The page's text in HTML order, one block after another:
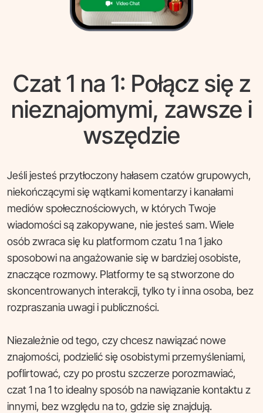
Czat 1 na 1: Połącz się z
nieznajomymi, zawsze i
wszędzie
Jeśli jesteś przytłoczony hałasem czatów grupowych,
niekończącymi się wątkami komentarzy i kanałami
mediów społecznościowych, w których Twoje
wiadomości są zakopywane, nie jesteś sam. Wiele
osób zwraca się ku platformom czatu 1 na 1 jako
sposobowi na angażowanie się w bardziej osobiste,
znaczące rozmowy. Platformy te są stworzone do
skoncentrowanych interakcji, tylko ty i inna osoba, bez
rozpraszania uwagi i publiczności.
Niezależnie od tego, czy chcesz nawiązać nowe
znajomości, podzielić się osobistymi przemyśleniami,
poflirtować, czy po prostu szczerze porozmawiać,
czat 1 na 1 to idealny sposób na nawiązanie kontaktu z
innymi, bez względu na to, gdzie się znajdują.